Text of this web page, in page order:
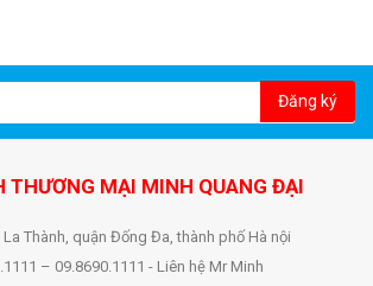
Đăng ký
THƯƠNG MẠI MINH QUANG ĐẠI
Thành, quận Đống Đa, thành phố Hà nội
– 09.8690.1111 - Liên hệ Mr Minh